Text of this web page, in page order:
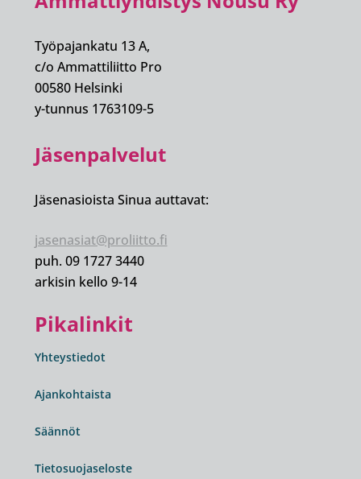
Työpajankatu 13 A,
c/o Ammattiliitto Pro
00580 Helsinki
y-tunnus 1763109-5
Jäsenpalvelut
Jäsenasioista Sinua auttavat:
jasenasiat@proliitto.fi
puh. 09 1727 3440
arkisin kello 9-14
Pikalinkit
Yhteystiedot
Ajankohtaista
Säännöt
Tietosuojaseloste